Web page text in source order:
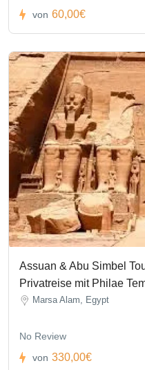
von 60,00€
Assuan & Abu Simbel
Privatreise mit Philae
Marsa Alam, Egypt
No Review
von 330,00€